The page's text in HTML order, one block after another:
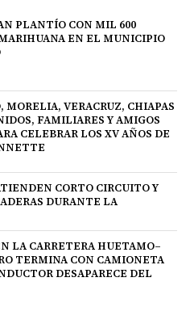
PLANTÍO CON MIL 600
EN EL MUNICIPIO
MORELIA, VERACRUZ, CHIAPAS
FAMILIARES Y AMIGOS
CELEBRAR LOS XV AÑOS DE
CORTO CIRCUITO Y
DURANTE LA
LA CARRETERA HUETAMO–
TERMINA CON CAMIONETA
DESAPARECE DEL